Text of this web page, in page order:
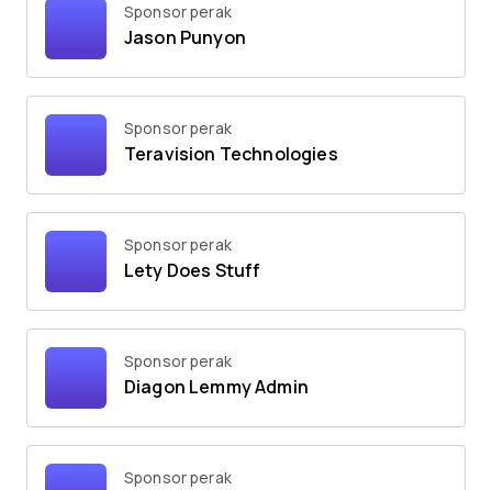
Sponsor perak
Jason Punyon
Sponsor perak
Teravision Technologies
Sponsor perak
Lety Does Stuff
Sponsor perak
Diagon Lemmy Admin
Sponsor perak